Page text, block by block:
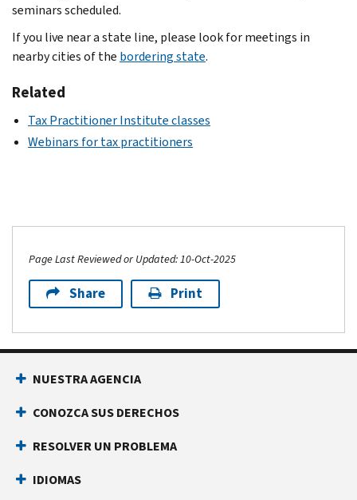
seminars scheduled.
If you live near a state line, please look for meetings in
nearby cities of the bordering state.
Related
Tax Practitioner Institute classes
Webinars for tax practitioners
Page Last Reviewed or Updated: 10-Oct-2025
Share Print
NUESTRA AGENCIA
CONOZCA SUS DERECHOS
RESOLVER UN PROBLEMA
IDIOMAS